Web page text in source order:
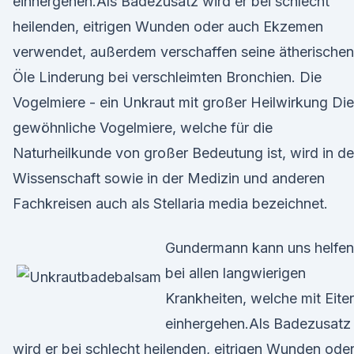
heilenden, eitrigen Wunden oder auch Ekzemen
verwendet, außerdem verschaffen seine ätherischen
Öle Linderung bei verschleimten Bronchien. Die
Vogelmiere - ein Unkraut mit großer Heilwirkung Die
gewöhnliche Vogelmiere, welche für die
Naturheilkunde von großer Bedeutung ist, wird in
Wissenschaft sowie in der Medizin und anderen
Fachkreisen auch als Stellaria media bezeichnet.
Gundermann kann uns helfen
bei allen langwierigen
Krankheiten, welche mit Eiter
einhergehen.Als Badezusatz
wird er bei schlecht heilenden, eitrigen Wunden oder